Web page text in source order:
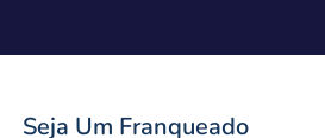
Seja Um Franqueado